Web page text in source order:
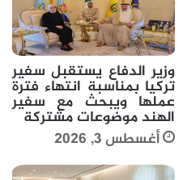
وزير الدفاع يستقبل سفير
تركيا بمناسبة انتهاء فترة
عملها ويبحث مع سفير
الهند موضوعات مشتركة
أغسطس 3, 2026